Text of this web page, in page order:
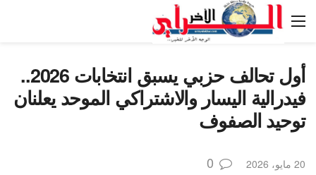
أول تحالف حزبي يسبق انتخابات 2026..
فيدرالية اليسار والاشتراكي الموحد يعلنان
توحيد الصفوف
20 مايو، 2026 0